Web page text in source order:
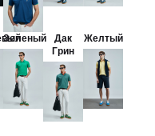
Зеленый
Дак
Грин
Желтый